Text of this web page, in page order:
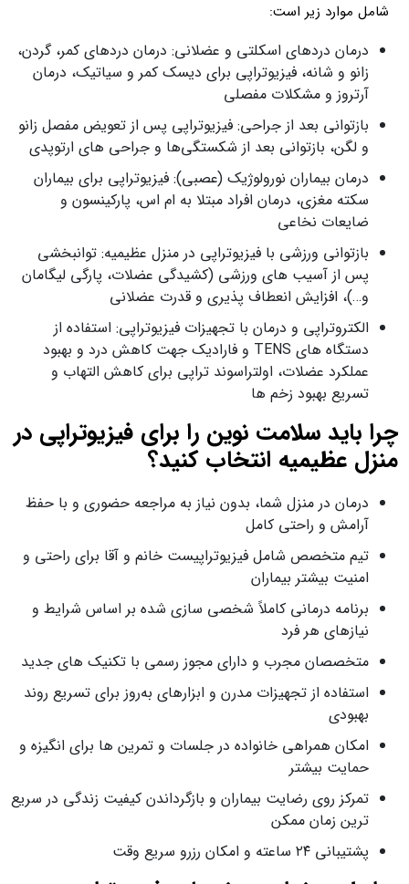
شامل موارد زیر است:
درمان دردهای اسکلتی و عضلانی: درمان دردهای کمر، گردن،
زانو و شانه، فیزیوتراپی برای دیسک کمر و سیاتیک، درمان
آرتروز و مشکلات مفصلی
بازتوانی بعد از جراحی: فیزیوتراپی پس از تعویض مفصل زانو
و لگن، بازتوانی بعد از شکستگی‌ها و جراحی‌ های ارتوپدی
درمان بیماران نورولوژیک (عصبی): فیزیوتراپی برای بیماران
سکته مغزی، درمان افراد مبتلا به ام‌ اس، پارکینسون و
ضایعات نخاعی
بازتوانی ورزشی با فیزیوتراپی در منزل عظیمیه: توانبخشی
پس از آسیب‌ های ورزشی (کشیدگی عضلات، پارگی لیگامان
و…)، افزایش انعطاف‌ پذیری و قدرت عضلانی
الکتروتراپی و درمان با تجهیزات فیزیوتراپی: استفاده از
دستگاه‌ های TENS و فارادیک جهت کاهش درد و بهبود
عملکرد عضلات، اولتراسوند تراپی برای کاهش التهاب و
تسریع بهبود زخم‌ ها
چرا باید سلامت نوین را برای فیزیوتراپی در
منزل عظیمیه انتخاب کنید؟
درمان در منزل شما، بدون نیاز به مراجعه حضوری و با حفظ
آرامش و راحتی کامل
تیم متخصص شامل فیزیوتراپیست خانم و آقا برای راحتی و
امنیت بیشتر بیماران
برنامه درمانی کاملاً شخصی‌ سازی شده بر اساس شرایط و
نیازهای هر فرد
متخصصان مجرب و دارای مجوز رسمی با تکنیک‌ های جدید
استفاده از تجهیزات مدرن و ابزارهای به‌روز برای تسریع روند
بهبودی
امکان همراهی خانواده در جلسات و تمرین‌ ها برای انگیزه و
حمایت بیشتر
تمرکز روی رضایت بیماران و بازگرداندن کیفیت زندگی در سریع‌
ترین زمان ممکن
پشتیبانی ۲۴ ساعته و امکان رزرو سریع وقت